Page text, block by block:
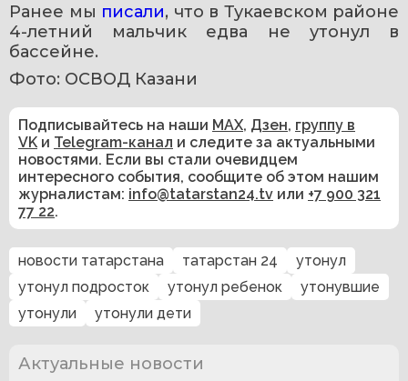
Ранее мы писали, что в Тукаевском районе
4-летний мальчик едва не утонул в
бассейне.
Фото: ОСВОД Казани
Подписывайтесь на наши MAX, Дзен, группу в
VK и Telegram-канал и следите за актуальными
новостями. Если вы стали очевидцем
интересного события, сообщите об этом нашим
журналистам: info@tatarstan24.tv или +7 900 321
77 22.
новости татарстана татарстан 24
утонул
утонул подросток
утонул ребенок
утонувшие
утонули
утонули дети
Актуальные новости